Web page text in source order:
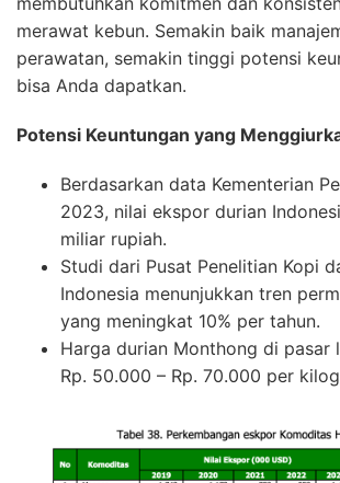
merawat kebun. Semakin baik
perawatan, semakin tinggi potensi
bisa Anda dapatkan.
Potensi Keuntungan yang
Berdasarkan data Kementerian
2023, nilai ekspor durian
miliar rupiah.
Studi dari Pusat Penelitian Kopi
Indonesia menunjukkan tren
yang meningkat 10% per tahun.
Harga durian Monthong di pasar
Rp. 50.000 – Rp. 70.000 per